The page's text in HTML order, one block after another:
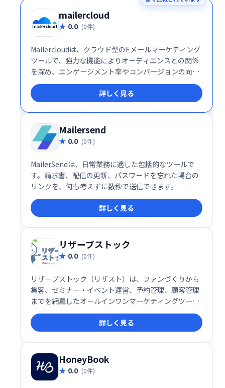
mailercloud
0.0 (0件)
Mailercloudは、クラウド型のEメールマーケティング
ツールで、強力な機能によりオーディエンスとの関係
を深め、エンゲージメント率やコンバージョンの向上
を支援します。直感的なインターフェースと柔軟な機
能で、マーケティングキャンペーンを効果的に展開し
たい企業に最適です。
詳しく見る
Mailersend
0.0 (0件)
MailerSendは、日常業務に適した包括的なツールで
す。請求書、配信の更新、パスワードを忘れた場合の
リンクを、何も考えずに数秒で送信できます。
詳しく見る
リザーブストック
0.0 (0件)
リザーブストック（リザスト）は、ファンづくりから
集客、セミナー・イベント運営、予約管理、顧客管理
までを網羅したオールインワンマーケティングツール
です。事務作業の効率化と顧客とのエンゲージメント
向上を実現し、ビジネス成長を強力にサポートしま
す。様々な機能を統合することで、業務負担を軽減
し、集客から顧客育成までを一元管理できます。
詳しく見る
HoneyBook
0.0 (0件)